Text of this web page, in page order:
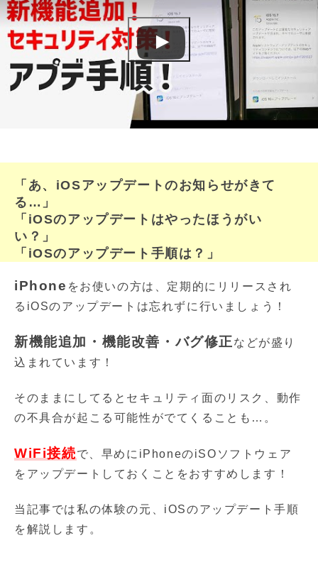
「あ、iOSアップデートのお知らせがきて
る…」
「iOSのアップデートはやったほうがい
い？」
「iOSのアップデート手順は？」
iPhone をお使いの方は、定期的にリリースされ
るiOSのアップデートは忘れずに行いましょう！
新機能追加・機能改善・バグ修正などが盛り
込まれています！
そのままにしてるとセキュリティ面のリスク、動作
の不具合が起こる可能性がでてくることも…。
WiFi接続で、早めにiPhoneのiSOソフトウェア
をアップデートしておくことをおすすめします！
当記事では私の体験の元、iOSのアップデート手順
を解説します。